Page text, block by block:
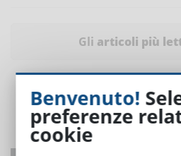
Gli articoli più
Benvenuto!
preferenze
cookie